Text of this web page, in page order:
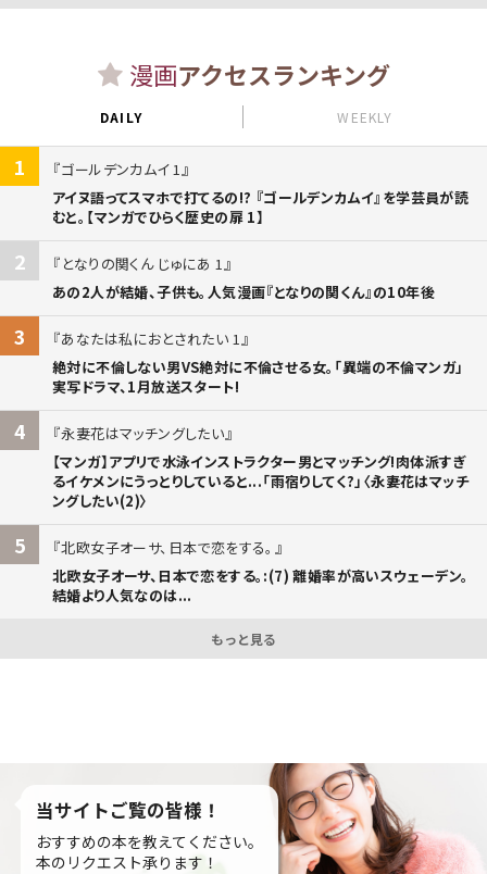
漫画アクセスランキング
DAILY WEEKLY
1
ゴールデンカムイ 1
アイヌ語ってスマホで打てるの!? 『ゴールデンカムイ』を学芸員が読
むと。【マンガでひらく歴史の扉 1】
2
となりの関くん じゅにあ 1
あの2人が結婚、子供も。人気漫画『となりの関くん』の10年後
3
あなたは私におとされたい 1
絶対に不倫しない男VS絶対に不倫させる女。「異端の不倫マンガ」
実写ドラマ、1月放送スタート!
4
永妻花はマッチングしたい
【マンガ】アプリで水泳インストラクター男とマッチング!肉体派すぎ
るイケメンにうっとりしていると...「雨宿りしてく?」〈永妻花はマッチ
ングしたい(2)〉
5
北欧女子オーサ、日本で恋をする。
北欧女子オーサ、日本で恋をする。:(7) 離婚率が高いスウェーデン。
結婚より人気なのは...
もっと見る
当サイトご覧の皆様！
おすすめの本を教えてください。
本のリクエスト承ります！